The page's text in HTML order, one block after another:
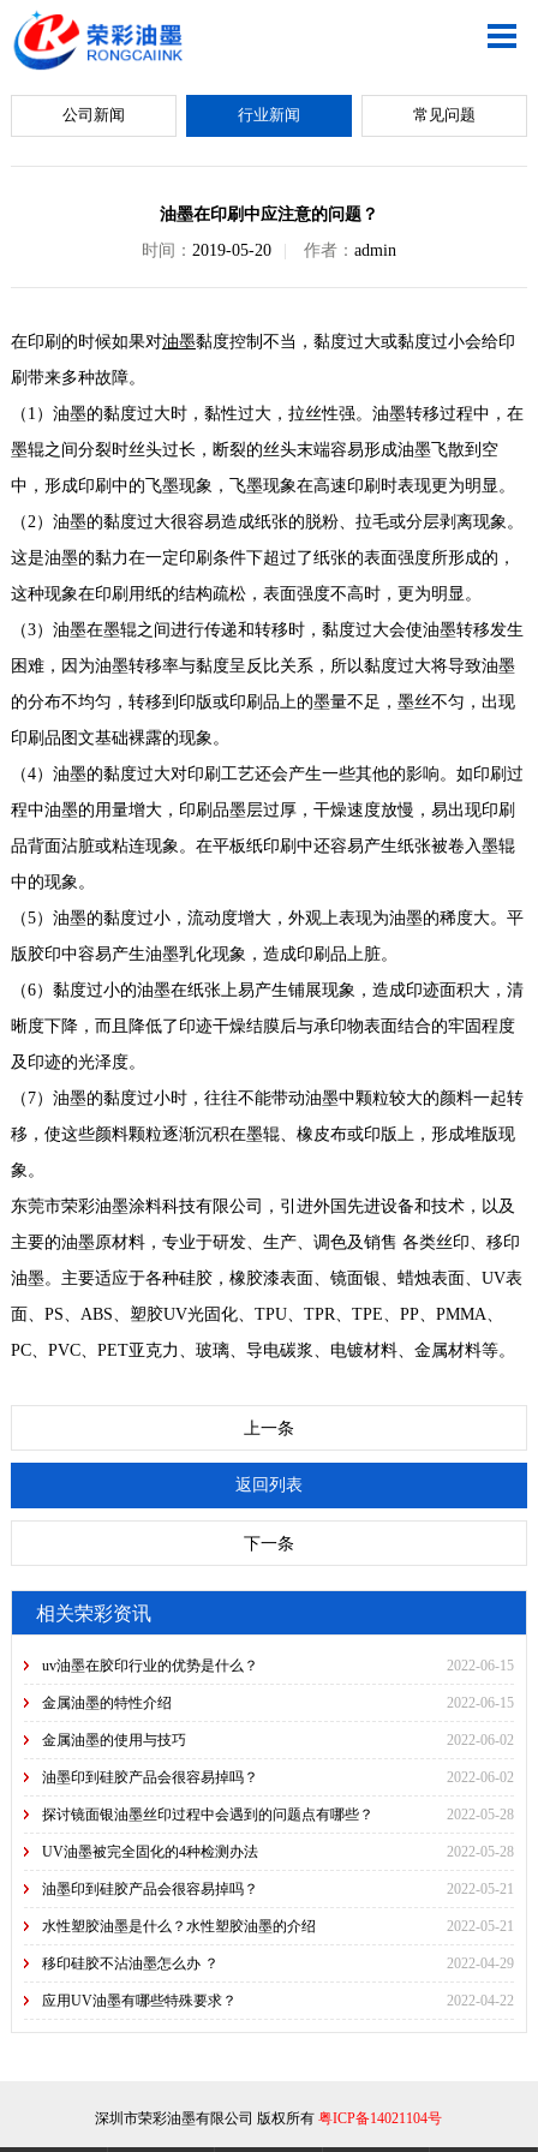
公司新闻 行业新闻 常见问题
油墨在印刷中应注意的问题？
时间： 2019-05-20 作者： admin
在印刷的时候如果对油墨黏度控制不当，黏度过大或黏度过小会给印
刷带来多种故障。
（1）油墨的黏度过大时，黏性过大，拉丝性强。油墨转移过程中，在
墨辊之间分裂时丝头过长，断裂的丝头末端容易形成油墨飞散到空
中，形成印刷中的飞墨现象，飞墨现象在高速印刷时表现更为明显。
（2）油墨的黏度过大很容易造成纸张的脱粉、拉毛或分层剥离现象。
这是油墨的黏力在一定印刷条件下超过了纸张的表面强度所形成的，
这种现象在印刷用纸的结构疏松，表面强度不高时，更为明显。
（3）油墨在墨辊之间进行传递和转移时，黏度过大会使油墨转移发生
困难，因为油墨转移率与黏度呈反比关系，所以黏度过大将导致油墨
的分布不均匀，转移到印版或印刷品上的墨量不足，墨丝不匀，出现
印刷品图文基础裸露的现象。
（4）油墨的黏度过大对印刷工艺还会产生一些其他的影响。如印刷过
程中油墨的用量增大，印刷品墨层过厚，干燥速度放慢，易出现印刷
品背面沾脏或粘连现象。在平板纸印刷中还容易产生纸张被卷入墨辊
中的现象。
（5）油墨的黏度过小，流动度增大，外观上表现为油墨的稀度大。平
版胶印中容易产生油墨乳化现象，造成印刷品上脏。
（6）黏度过小的油墨在纸张上易产生铺展现象，造成印迹面积大，清
晰度下降，而且降低了印迹干燥结膜后与承印物表面结合的牢固程度
及印迹的光泽度。
（7）油墨的黏度过小时，往往不能带动油墨中颗粒较大的颜料一起转
移，使这些颜料颗粒逐渐沉积在墨辊、橡皮布或印版上，形成堆版现
象。
东莞市荣彩油墨涂料科技有限公司，引进外国先进设备和技术，以及
主要的油墨原材料，专业于研发、生产、调色及销售 各类丝印、移印
油墨。主要适应于各种硅胶，橡胶漆表面、镜面银、蜡烛表面、UV表
面、PS、ABS、塑胶UV光固化、TPU、TPR、TPE、PP、PMMA、
PC、PVC、PET亚克力、玻璃、导电碳浆、电镀材料、金属材料等。
上一条
返回列表
下一条
相关荣彩资讯
2022-06-15
uv油墨在胶印行业的优势是什么？
2022-06-15
金属油墨的特性介绍
2022-06-02
金属油墨的使用与技巧
2022-06-02
油墨印到硅胶产品会很容易掉吗？
2022-05-28
探讨镜面银油墨丝印过程中会遇到的问题点有哪些？
2022-05-28
UV油墨被完全固化的4种检测办法
2022-05-21
油墨印到硅胶产品会很容易掉吗？
2022-05-21
水性塑胶油墨是什么？水性塑胶油墨的介绍
2022-04-29
移印硅胶不沾油墨怎么办 ？
2022-04-22
应用UV油墨有哪些特殊要求？
深圳市荣彩油墨有限公司 版权所有粤ICP备14021104号